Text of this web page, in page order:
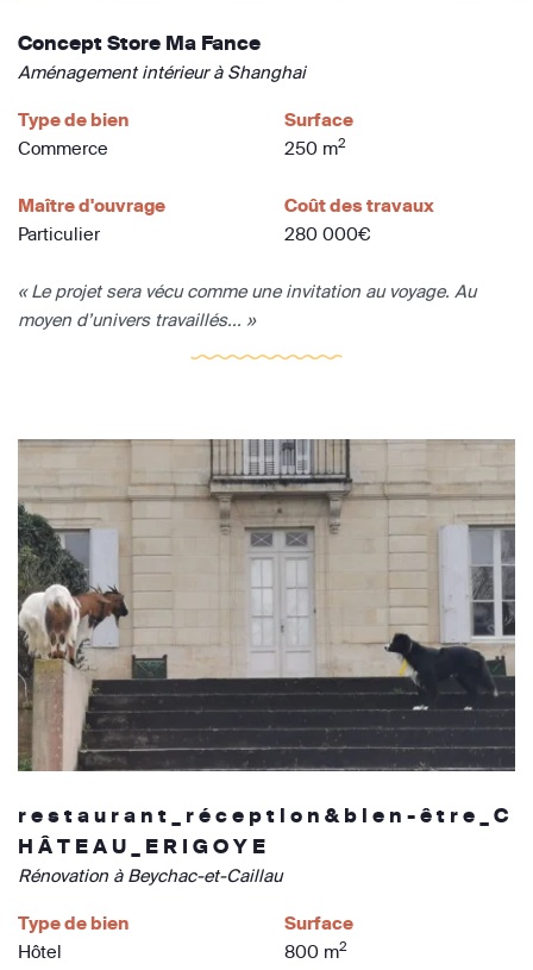
Concept Store Ma Fance
Aménagement intérieur à Shanghai
Type de bien
Commerce
Surface
250 m2
Maître d'ouvrage
Particulier
Coût des travaux
280 000€
« Le projet sera vécu comme une invitation au voyage. Au
moyen d’univers travaillés... »
r e s t a u r a n t _ r é c e p t i o n & b i e n - ê t r e _ C
H Â T E A U _ E R I G O Y E
Rénovation à Beychac-et-Caillau
Type de bien
Hôtel
Surface
800 m2